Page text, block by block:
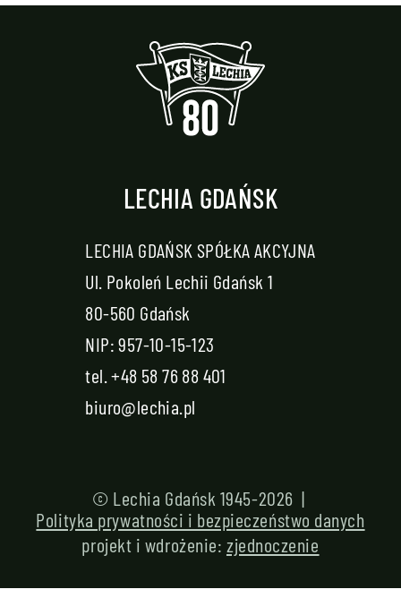
LECHIA GDAŃSK
LECHIA GDAŃSK SPÓŁKA AKCYJNA
Ul. Pokoleń Lechii Gdańsk 1
80-560 Gdańsk
NIP: 957-10-15-123
tel.+48 58 76 88 401
biuro@lechia.pl
© Lechia Gdańsk 1945-2026 |
Polityka prywatności i bezpieczeństwo danych
projekt i wdrożenie: zjednoczenie